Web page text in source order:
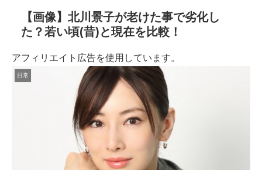
【画像】北川景子が老けた事で劣化し
た？若い頃(昔)と現在を比較！
アフィリエイト広告を使用しています。
日常